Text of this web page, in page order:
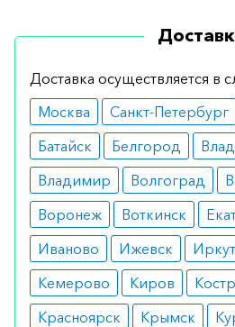
недель. При хронических
Показания
риносинуситы;
средние отиты;
ларинготрахеиты.
Противопоказания
гиперчувствительность
его компонентам.
Побочные реакции
Доставка осуществляется
Москва
Санкт-Петербург
Батайск
Белгород
Владимир
Волгоград
Воронеж
Воткинск
Иваново
Ижевск
Кемерово
Киров
Красноярск
Крымск